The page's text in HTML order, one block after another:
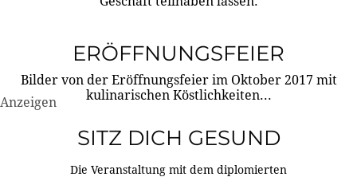
ERÖFFNUNGSFEIER
Bilder von der Eröffnungsfeier im Oktober 2017 mit
kulinarischen Köstlichkeiten...
Anzeigen
SITZ DICH GESUND
Die Veranstaltung mit dem diplomierten